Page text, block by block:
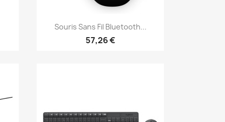
 Aperçu rapide
Souris Sans Fil Bluetooth...
57,26 €